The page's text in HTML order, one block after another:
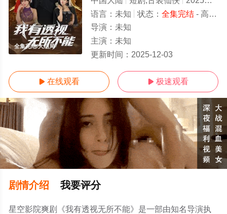
全集完结/大结局
语言： 未知 状态： 全集完结- 高清免费在线观看
导演： 未知
主演： 未知
更新时间： 2025-12-03
 在线观看  极速观看
剧情介绍 我要评分
星空影院爽剧《我有透视无所不能》是一部由知名导演执